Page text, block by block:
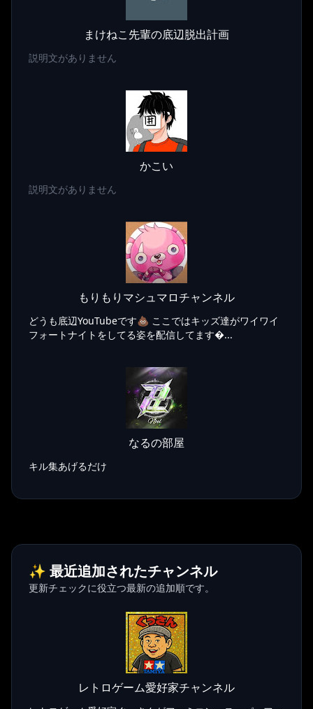
まけねこ先輩の底辺脱出計画
説明文がありません
かこい
説明文がありません
もりもりマシュマロチャンネル
どうも底辺YouTubeです💩 ここではキッズ達がワイワイ
フォートナイトをしてる姿を配信してます...
なるの部屋
キル集あげるだけ
✨ 最近追加されたチャンネル
更新チェックに役立つ最新の追加順です。
レトロゲーム愛好家チャンネル